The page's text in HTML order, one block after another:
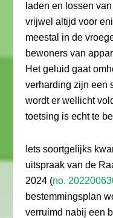
laden en lossen
vrijwel altijd voor
meestal in de
bewoners van
Het geluid gaat
verharding zijn een
wordt er wellicht
toetsing is echt te
Iets soortgelijks
uitspraak van de
2024 (no.
bestemmingsplan
verruimd nabij een